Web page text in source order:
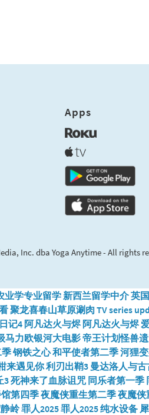
Apps
Inc. dba Yoga Anytime - All rights
业学专业留学新西兰留学中介英
聚龙喜春山草原涮肉 TV series
记4 阿凡达火与烬 阿凡达火与烬
马力欧银河大电影帝王计划怪兽
钢铁之心和平使者第二季河狸
来遇见你利刃出鞘3 曼达洛人与古
3死神来了血脉诅咒 同乐者第一季
第四季夜魔侠重生第二季夜魔侠
岭罪人2025罪人2025纯水设备